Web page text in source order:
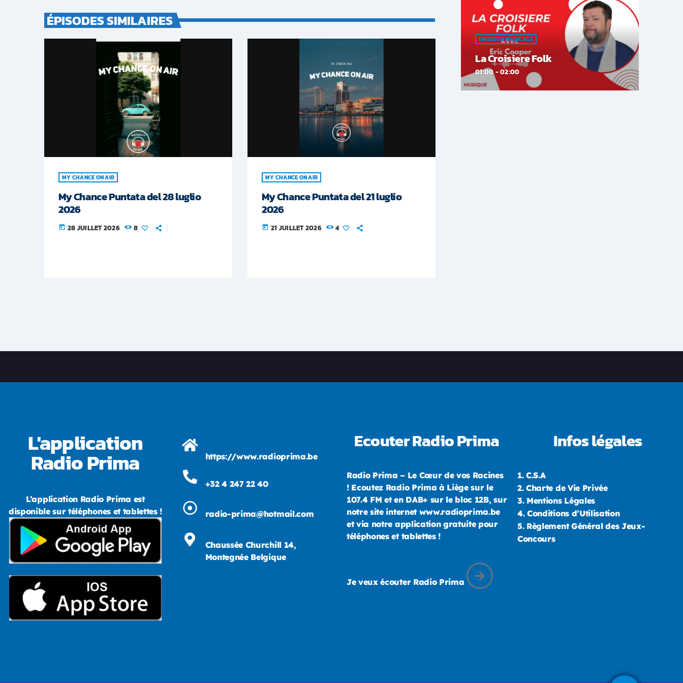
ÉPISODES SIMILAIRES
MY CHANCE ON AIR
My Chance Puntata del 28 luglio
2026
today 28 JUILLET 2026 8
MY CHANCE ON AIR
My Chance Puntata del 21 luglio
2026
today 21 JUILLET 2026 4
EMISSION MUSICALE
La Croisiere Folk
01:00 - 02:00
L'application
Radio Prima
L’application Radio Prima est
disponible sur téléphones et tablettes !
https://www.radioprima.be
+32 4 247 22 40
radio-prima@hotmail.com
Chaussée Churchill 14,
Montegnée Belgique
Ecouter Radio Prima
Radio Prima – Le Cœur de vos Racines
! Ecoutez Radio Prima à Liège sur le
107.4 FM et en DAB+ sur le bloc 12B, sur
notre site internet www.radioprima.be
et via notre application gratuite pour
téléphones et tablettes !
Je veux écouter Radio Prima
Infos légales
1. C.S.A
2. Charte de Vie Privée
3. Mentions Légales
4. Conditions d’Utilisation
5. Règlement Général des Jeux-
Concours